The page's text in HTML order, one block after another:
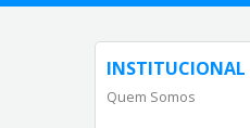
INSTITUCIONAL
Quem Somos